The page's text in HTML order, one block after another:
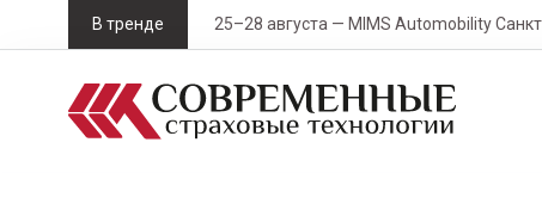
k
В тренде 25–28 августа — MIMS Automobility